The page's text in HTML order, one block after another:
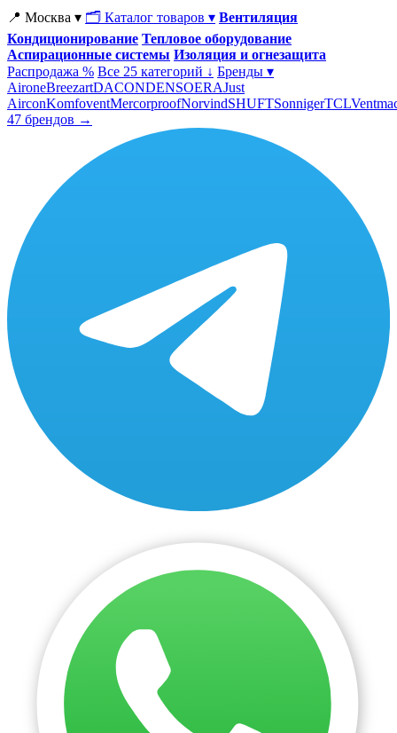
📍 Москва ▾ 🗂 Каталог товаров ▾ Вентиляция
Кондиционирование Тепловое оборудование
Аспирационные системы Изоляция и огнезащита
Распродажа % Все 25 категорий ↓ Бренды ▾
AironeBreezartDACONDENSOERAJust
AirconKomfoventMercorproofNorvindSHUFTSonnigerTCL
47 брендов →